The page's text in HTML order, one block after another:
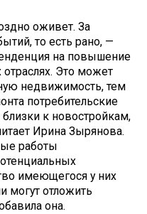
оживет. За
то есть рано, —
на повышение
Это может
недвижимость, тем
потребительские
близки к новостройкам,
Ирина Зырянова.
работы
имеющегося у них
могут отложить
она.